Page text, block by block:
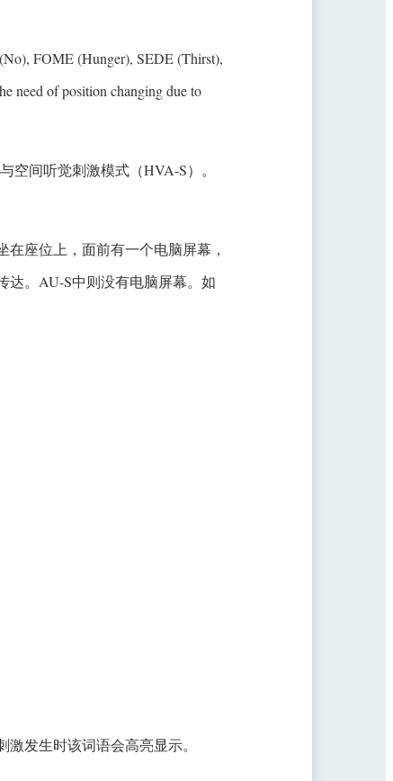
FOME (Hunger), SEDE (Thirst),
need of position changing due to
间听觉刺激模式（HVA-S）。
座位上，面前有一个电脑屏幕，
达。AU-S中则没有电脑屏幕。如
发生时该词语会高亮显示。